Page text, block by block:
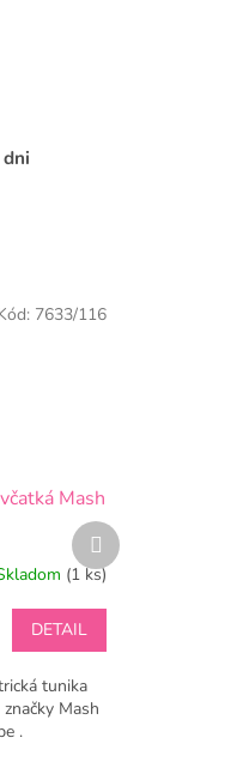
Mash
(1 ks)
DETAIL
tunika
Mash
.
7633/116
Ďalší
produkt